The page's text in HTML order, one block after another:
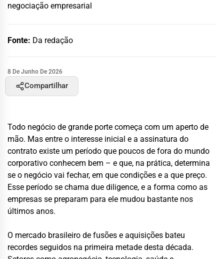
negociação empresarial
Fonte: Da redação
8 De Junho De 2026
Compartilhar
Todo negócio de grande porte começa com um aperto de
mão. Mas entre o interesse inicial e a assinatura do
contrato existe um período que poucos de fora do mundo
corporativo conhecem bem – e que, na prática, determina
se o negócio vai fechar, em que condições e a que preço.
Esse período se chama due diligence, e a forma como as
empresas se preparam para ele mudou bastante nos
últimos anos.
O mercado brasileiro de fusões e aquisições bateu
recordes seguidos na primeira metade desta década.